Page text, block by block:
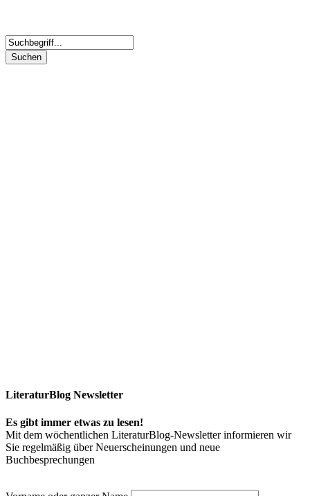
LiteraturBlog Newsletter
Es gibt immer etwas zu lesen!
Mit dem wöchentlichen LiteraturBlog-Newsletter informieren wir
Sie regelmäßig über Neuerscheinungen und neue
Buchbesprechungen